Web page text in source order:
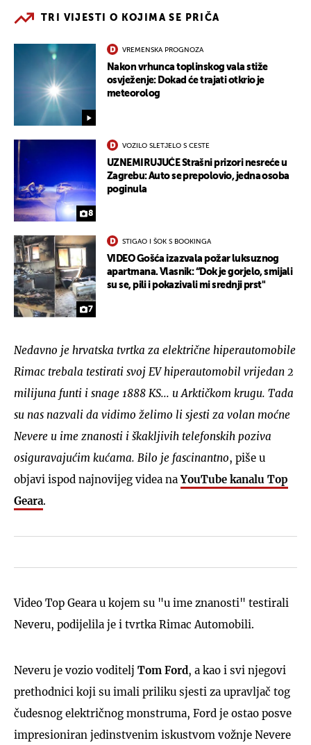
TRI VIJESTI O KOJIMA SE PRIČA
VREMENSKA PROGNOZA
Nakon vrhunca toplinskog vala stiže
osvježenje: Dokad će trajati otkrio je
meteorolog
8
VOZILO SLETJELO S CESTE
UZNEMIRUJUĆE Strašni prizori nesreće u
Zagrebu: Auto se prepolovio, jedna osoba
poginula
7
STIGAO I ŠOK S BOOKINGA
VIDEO Gošća izazvala požar luksuznog
apartmana. Vlasnik: “Dok je gorjelo, smijali
su se, pili i pokazivali mi srednji prst"
Nedavno je hrvatska tvrtka za električne hiperautomobile
Rimac trebala testirati svoj EV hiperautomobil vrijedan 2
milijuna funti i snage 1888 KS... u Arktičkom krugu. Tada
su nas nazvali da vidimo želimo li sjesti za volan moćne
Nevere u ime znanosti i škakljivih telefonskih poziva
osiguravajućim kućama. Bilo je fascinantno, piše u
objavi ispod najnovijeg videa naYouTube kanalu Top
Geara.
Video Top Geara u kojem su "u ime znanosti" testirali
Neveru, podijelila je i tvrtka Rimac Automobili.
Neveru je vozio voditelj Tom Ford, a kao i svi njegovi
prethodnici koji su imali priliku sjesti za upravljač tog
čudesnog električnog monstruma, Ford je ostao posve
impresioniran jedinstvenim iskustvom vožnje Nevere